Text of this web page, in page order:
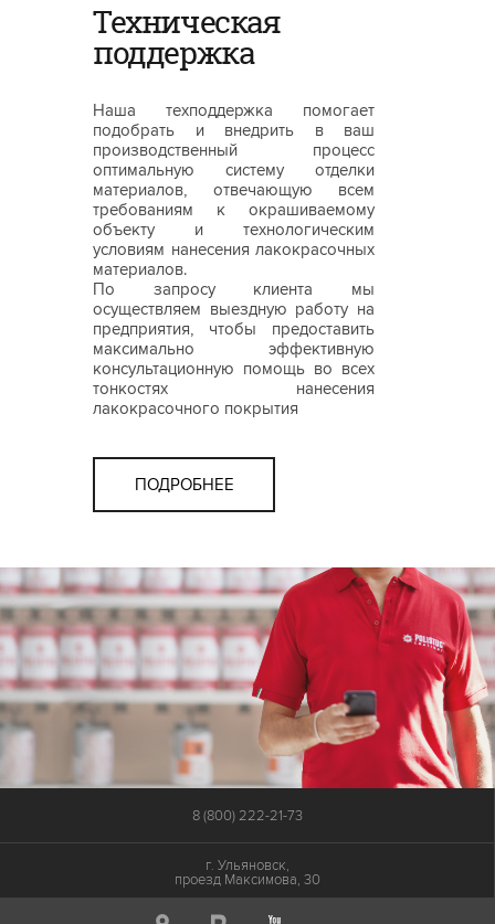
Техническая
поддержка
Наша техподдержка помогает
подобрать и внедрить в ваш
производственный процесс
оптимальную систему отделки
материалов, отвечающую всем
требованиям к окрашиваемому
объекту и технологическим
условиям нанесения лакокрасочных
материалов.
По запросу клиента мы
осуществляем выездную работу на
предприятия, чтобы предоставить
максимально эффективную
консультационную помощь во всех
тонкостях нанесения
лакокрасочного покрытия
ПОДРОБНЕЕ
8 (800) 222-21-73
г. Ульяновск,
проезд Максимова, 30